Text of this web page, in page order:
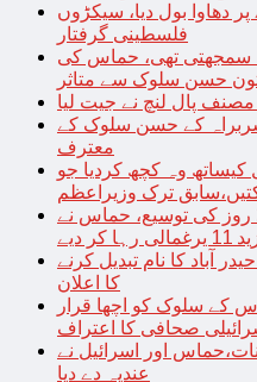
دھاوا بول دیا، سیکڑوں
فلسطینی گرفتار
سمجھتی تھی، حماس کی
حسن سلوک سے متاثر
کے حسن سلوک کے
معترف
وہ کچھ کردیا جو
ترک وزیراعظم
اسرائیل و حماس جنگ بندی میں 2 روز کی توسیع، حماس نے
رہا کر دیے
آباد کا نام تبدیل کرنے
کا اعلان
کے سلوک کو اچھا قرار
صحافی کا اعتراف
اور اسرائیل نے
عندیہ دے دیا